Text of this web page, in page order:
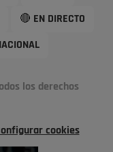
🔴 EN DIRECTO
los derechos
cookies